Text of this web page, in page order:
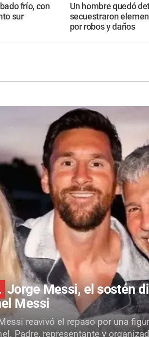
frío, con
sur
Un hombre quedó
secuestraron
por robos y daños
Jorge Messi, el sostén
Messi
reavivó el repaso por una
Padre, representante y